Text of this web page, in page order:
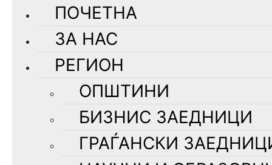
ПОЧЕТНА
ЗА НАС
РЕГИОН
ОПШТИНИ
БИЗНИС ЗАЕДНИЦИ
ГРАЃАНСКИ